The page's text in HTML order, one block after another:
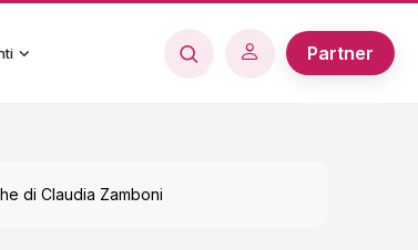
Partner
di Claudia Zamboni